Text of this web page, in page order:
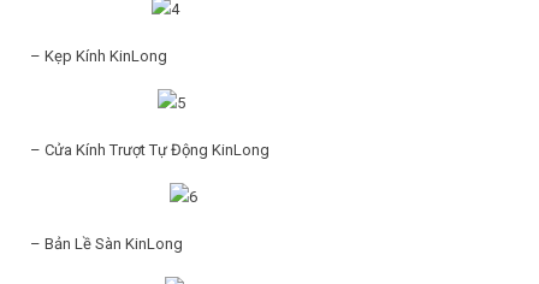
– Kẹp Kính KinLong
– Cửa Kính Trượt Tự Động KinLong
– Bản Lề Sàn KinLong